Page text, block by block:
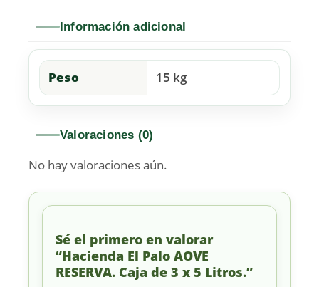
Información adicional
Peso 15 kg
Valoraciones (0)
No hay valoraciones aún.
Sé el primero en valorar
“Hacienda El Palo AOVE
RESERVA. Caja de 3 x 5 Litros.”